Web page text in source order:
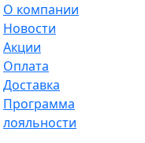
О компании
Новости
Акции
Оплата
Доставка
Программа
лояльности